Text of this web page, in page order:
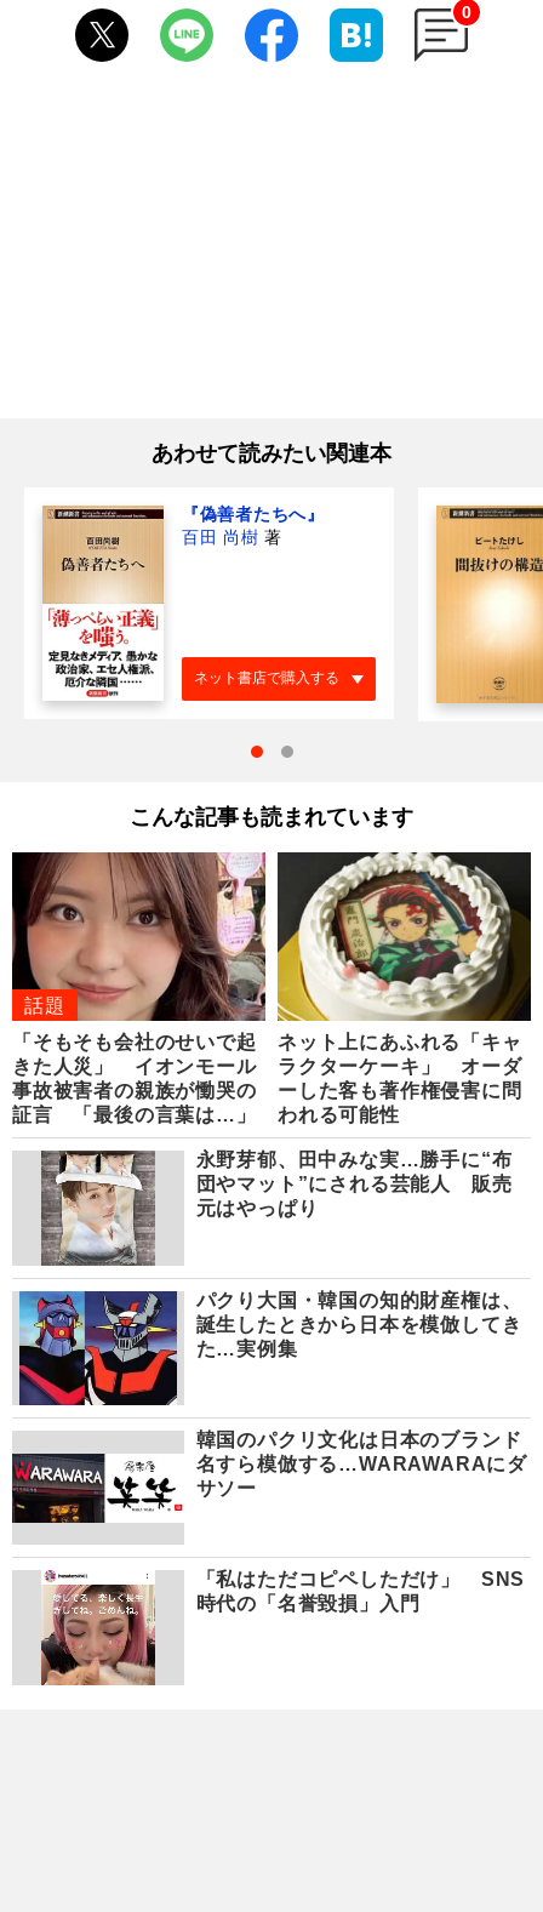
0
あわせて読みたい関連本
『偽善者たちへ』
百田 尚樹 著
ネット書店で購入する
こんな記事も読まれています
話題
「そもそも会社のせいで起
きた人災」 イオンモール
事故被害者の親族が慟哭の
証言 「最後の言葉は…」
ネット上にあふれる「キャ
ラクターケーキ」 オーダ
ーした客も著作権侵害に問
われる可能性
永野芽郁、田中みな実…勝手に“布
団やマット”にされる芸能人 販売
元はやっぱり
パクり大国・韓国の知的財産権は、
誕生したときから日本を模倣してき
た…実例集
韓国のパクリ文化は日本のブランド
名すら模倣する…WARAWARAにダ
サソー
「私はただコピペしただけ」 SNS
時代の「名誉毀損」入門